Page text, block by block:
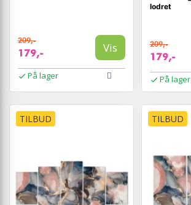
209,-
179,- Vis
På lager
lodret
209,-
179,-
På lager
TILBUD TILBUD